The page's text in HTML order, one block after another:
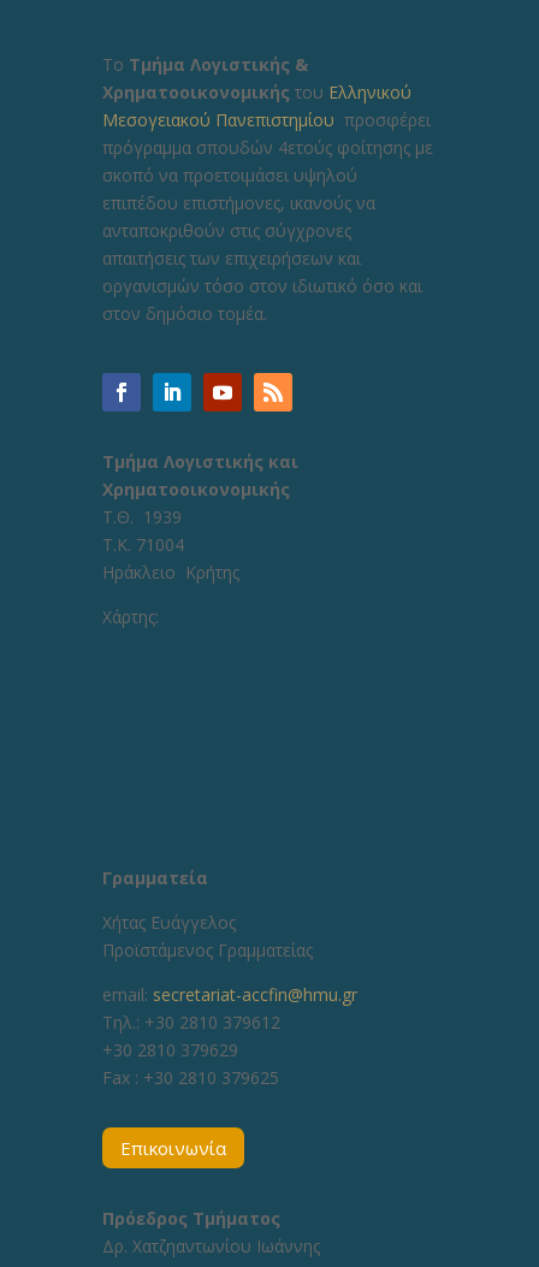
Το Τμήμα Λογιστικής &
Χρηματοοικονομικής του Ελληνικού
Μεσογειακού Πανεπιστημίου προσφέρει
πρόγραμμα σπουδών 4ετούς φοίτησης με
σκοπό να προετοιμάσει υψηλού
επιπέδου επιστήμονες, ικανούς να
ανταποκριθούν στις σύγχρονες
απαιτήσεις των επιχειρήσεων και
οργανισμών τόσο στον ιδιωτικό όσο και
στον δημόσιο τομέα.
Τμήμα Λογιστικής και
Χρηματοοικονομικής
Τ.Θ. 1939
Τ.Κ. 71004
Ηράκλειο Κρήτης
Χάρτης:
Γραμματεία
Χήτας Ευάγγελος
Προϊστάμενος Γραμματείας
email: secretariat-accfin@hmu.gr
Τηλ.: +30 2810 379612
+30 2810 379629
Fax : +30 2810 379625
Επικοινωνία
Πρόεδρος Τμήματος
Δρ. Χατζηαντωνίου Ιωάννης